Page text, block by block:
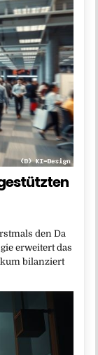
den Da
erweitert das
bilanziert